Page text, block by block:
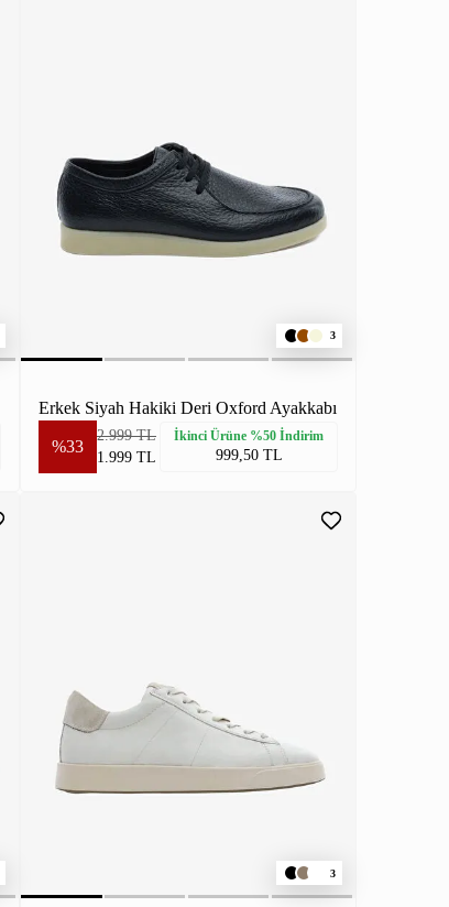
3
Erkek Siyah Hakiki Deri Oxford Ayakkabı
%33
2.999 TL
1.999 TL
İkinci Ürüne %50 İndirim
999,50 TL
3